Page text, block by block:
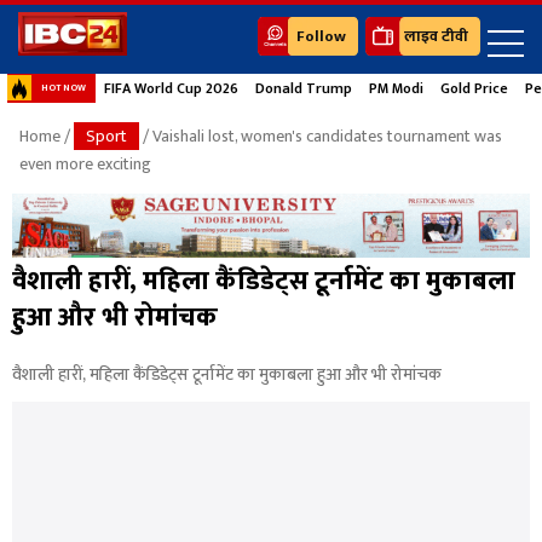
Follow लाइव टीवी
HOT NOW FIFA World Cup 2026 Donald Trump PM Modi Gold Price
Home/ Sport / Vaishali lost, women's candidates tournament was
even more exciting
वैशाली हारीं, महिला कैंडिडेट्स टूर्नामेंट का मुकाबला
हुआ और भी रोमांचक
वैशाली हारीं, महिला कैंडिडेट्स टूर्नामेंट का मुकाबला हुआ और भी रोमांचक